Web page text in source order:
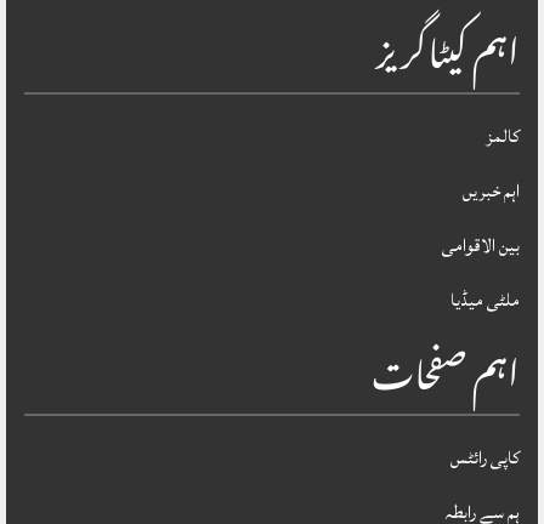
اہم کیٹاگریز
کالمز
اہم خبریں
بین الاقوامی
ملٹی میڈیا
اہم صفحات
کاپی رائٹس
ہم سے رابطہ